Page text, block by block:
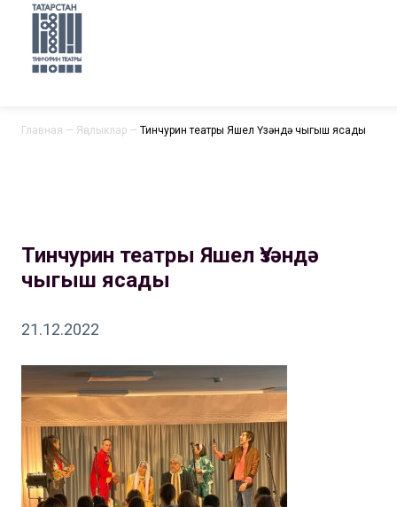
Главная — Яңалыклар — Тинчурин театры Яшел Үзәндә чыгыш ясады
Тинчурин театры Яшел Үзәндә
чыгыш ясады
21.12.2022